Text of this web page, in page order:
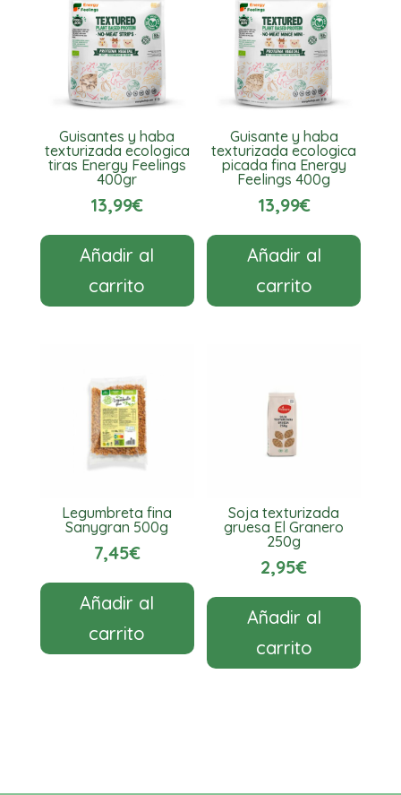
Guisantes y haba
texturizada ecologica
tiras Energy Feelings
400gr
13,99€
Añadir al
carrito
Guisante y haba
texturizada ecologica
picada fina Energy
Feelings 400g
13,99€
Añadir al
carrito
Legumbreta fina
Sanygran 500g
7,45€
Añadir al
carrito
Soja texturizada
gruesa El Granero
250g
2,95€
Añadir al
carrito